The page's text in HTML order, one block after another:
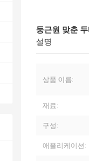
둥근원 맞춘
설명
상품 이름:
재료:
구성:
애플리케이션: